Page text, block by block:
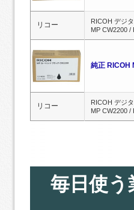
リコー
RICOH デジ
MP CW2200 /
純正 RICOH
リコー
RICOH デジ
MP CW2200 /
毎日使う